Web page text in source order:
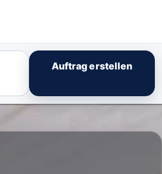
Auftrag erstellen